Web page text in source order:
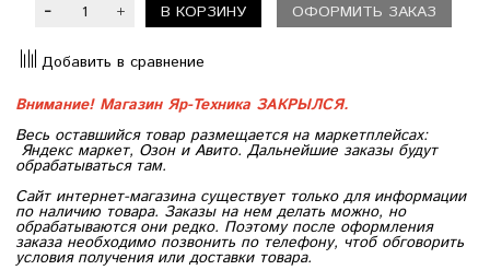
В КОРЗИНУ ОФОРМИТЬ ЗАКАЗ
Добавить в сравнение
Внимание! Магазин Яр-Техника ЗАКРЫЛСЯ.
Весь оставшийся товар размещается на маркетплейсах:
Яндекс маркет, Озон и Авито. Дальнейшие заказы будут
обрабатываться там.
Сайт интернет-магазина существует только для информации
по наличию товара. Заказы на нем делать можно, но
обрабатываются они редко. Поэтому после оформления
заказа необходимо позвонить по телефону, чтоб обговорить
условия получения или доставки товара.